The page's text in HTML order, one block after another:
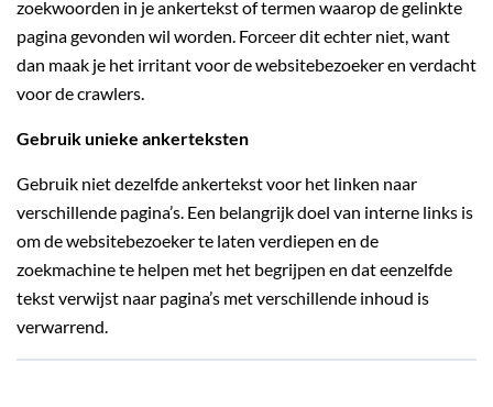
zoekwoorden in je ankertekst of termen waarop de gelinkte
pagina gevonden wil worden. Forceer dit echter niet, want
dan maak je het irritant voor de websitebezoeker en verdacht
voor de crawlers.
Gebruik unieke ankerteksten
Gebruik niet dezelfde ankertekst voor het linken naar
verschillende pagina’s. Een belangrijk doel van interne links is
om de websitebezoeker te laten verdiepen en de
zoekmachine te helpen met het begrijpen en dat eenzelfde
tekst verwijst naar pagina’s met verschillende inhoud is
verwarrend.